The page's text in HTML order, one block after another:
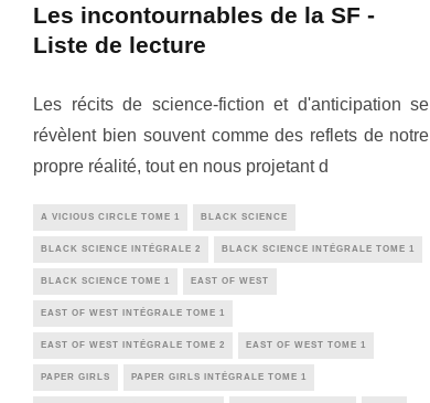
Les incontournables de la SF -
Liste de lecture
Les récits de science-fiction et d'anticipation se
révèlent bien souvent comme des reflets de notre
propre réalité, tout en nous projetant d
A VICIOUS CIRCLE TOME 1 BLACK SCIENCE
BLACK SCIENCE INTÉGRALE 2 BLACK SCIENCE INTÉGRALE TOME 1
BLACK SCIENCE TOME 1 EAST OF WEST
EAST OF WEST INTÉGRALE TOME 1
EAST OF WEST INTÉGRALE TOME 2 EAST OF WEST TOME 1
PAPER GIRLS PAPER GIRLS INTÉGRALE TOME 1